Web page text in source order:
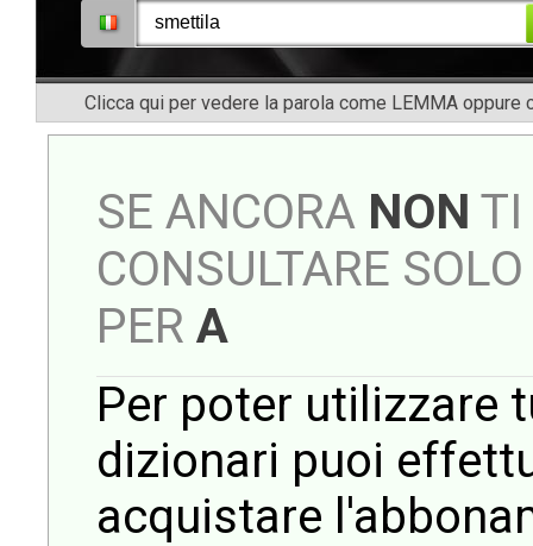
Clicca qui per vedere la parola come LEMMA oppure
SE ANCORA NON TI
CONSULTARE
PER A
Per poter utilizzare
dizionari puoi
acquistare